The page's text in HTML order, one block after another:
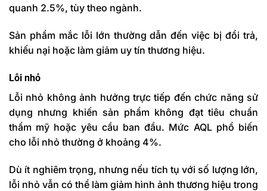
quanh 2.5%, tùy theo ngành.
Sản phẩm mắc lỗi lớn thường dẫn đến việc bị đổi trả,
khiếu nại hoặc làm giảm uy tín thương hiệu.
Lỗi nhỏ
Lỗi nhỏ không ảnh hưởng trực tiếp đến chức năng sử
dụng nhưng khiến sản phẩm không đạt tiêu chuẩn
thẩm mỹ hoặc yêu cầu ban đầu. Mức AQL phổ biến
cho lỗi nhỏ thường ở khoảng 4%.
Dù ít nghiêm trọng, nhưng nếu tích tụ với số lượng lớn,
lỗi nhỏ vẫn có thể làm giảm hình ảnh thương hiệu trong